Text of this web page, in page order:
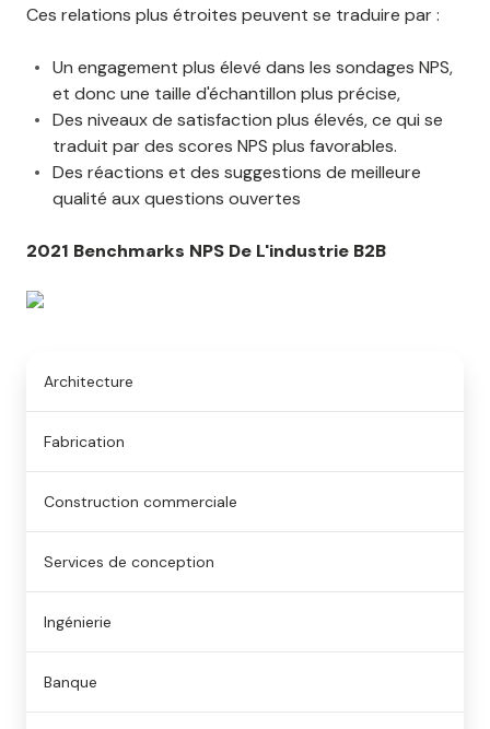
Ces relations plus étroites peuvent se traduire par :
Un engagement plus élevé dans les sondages NPS,
et donc une taille d'échantillon plus précise,
Des niveaux de satisfaction plus élevés, ce qui se
traduit par des scores NPS plus favorables.
Des réactions et des suggestions de meilleure
qualité aux questions ouvertes
2021 Benchmarks NPS De L'industrie B2B
Architecture
Fabrication
Construction commerciale
Services de conception
Ingénierie
Banque